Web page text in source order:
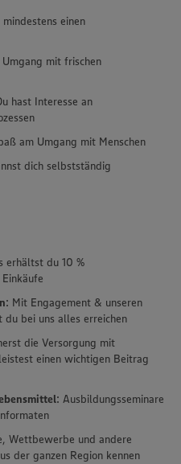
einen
mit frischen
hast Interesse an
am Umgang mit Menschen
dich selbstständig
erhältst du 10 %
: Mit Engagement & unseren
du bei uns alles erreichen
die Versorgung mit
einen wichtigen Beitrag
: Ausbildungsseminare
Wettbewerbe und andere
der ganzen Region kennen